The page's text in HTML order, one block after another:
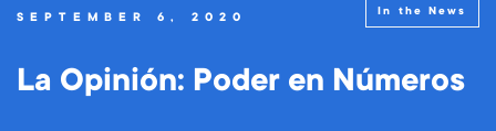
SEPTEMBER 6, 2020 In the News
La Opinión: Poder en Números